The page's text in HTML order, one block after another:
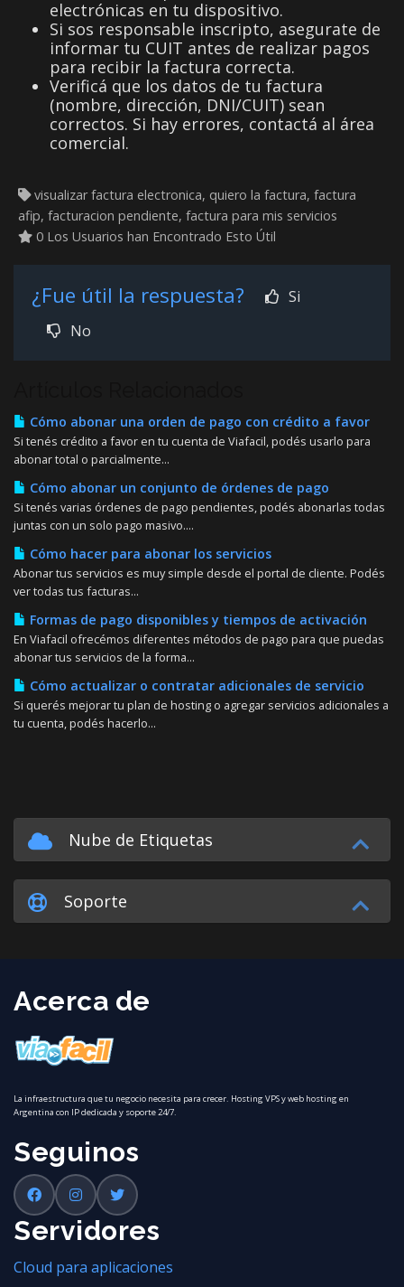
electrónicas en tu dispositivo.
Si sos responsable inscripto, asegurate de
informar tu CUIT antes de realizar pagos
para recibir la factura correcta.
Verificá que los datos de tu factura
(nombre, dirección, DNI/CUIT) sean
correctos. Si hay errores, contactá al área
comercial.
visualizar factura electronica, quiero la factura, factura
afip, facturacion pendiente, factura para mis servicios
0 Los Usuarios han Encontrado Esto Útil
¿Fue útil la respuesta?
Si
No
Cómo abonar una orden de pago con crédito a favor
Si tenés crédito a favor en tu cuenta de Viafacil, podés usarlo para
abonar total o parcialmente...
Cómo abonar un conjunto de órdenes de pago
Si tenés varias órdenes de pago pendientes, podés abonarlas todas
juntas con un solo pago masivo....
Cómo hacer para abonar los servicios
Abonar tus servicios es muy simple desde el portal de cliente. Podés
ver todas tus facturas...
Formas de pago disponibles y tiempos de activación
En Viafacil ofrecémos diferentes métodos de pago para que puedas
abonar tus servicios de la forma...
Cómo actualizar o contratar adicionales de servicio
Si querés mejorar tu plan de hosting o agregar servicios adicionales a
tu cuenta, podés hacerlo...
Nube de Etiquetas
Soporte
Acerca de
La infraestructura que tu negocio necesita para crecer. Hosting VPS y web hosting en
Argentina con IP dedicada y soporte 24/7.
Seguinos
Servidores
Cloud para aplicaciones